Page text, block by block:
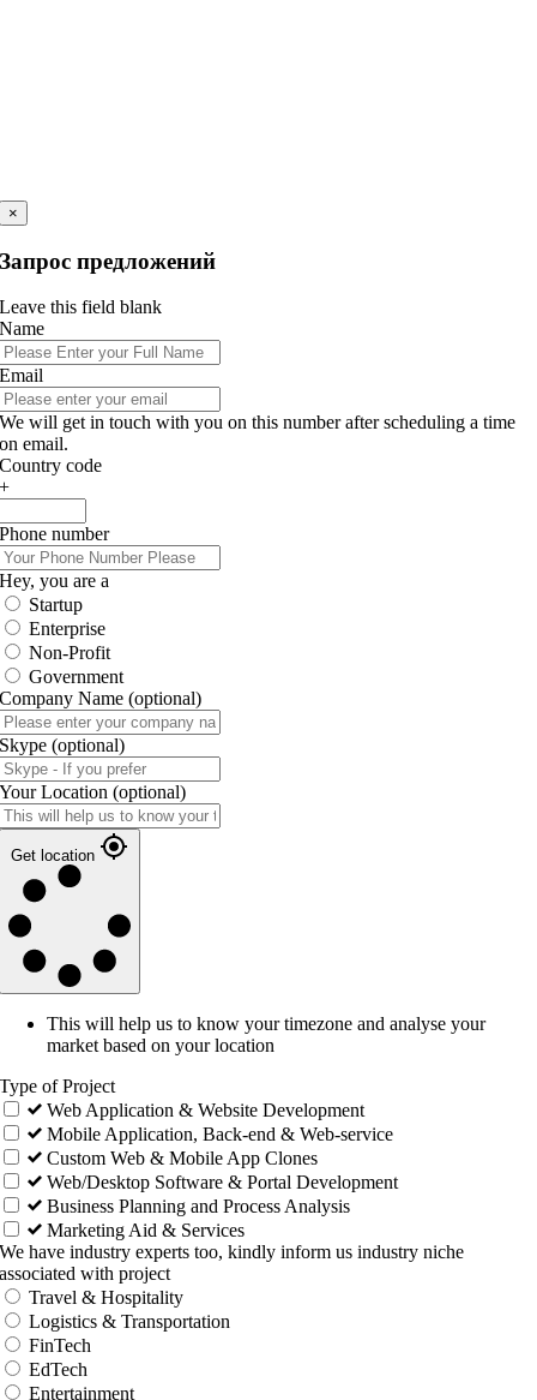
×
Запрос предложений
Leave this field blank
Name
Email
We will get in touch with you on this number after scheduling a time
on email.
Country code
+
Phone number
Hey, you are a
Startup
Enterprise
Non-Profit
Government
Company Name (optional)
Skype (optional)
Your Location (optional)
Get location
This will help us to know your timezone and analyse your
market based on your location
Type of Project
Web Application & Website Development
Mobile Application, Back-end & Web-service
Custom Web & Mobile App Clones
Web/Desktop Software & Portal Development
Business Planning and Process Analysis
Marketing Aid & Services
We have industry experts too, kindly inform us industry niche
associated with project
Travel & Hospitality
Logistics & Transportation
FinTech
EdTech
Entertainment